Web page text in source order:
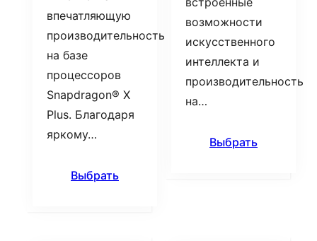
впечатляющую
производительность
на базе
процессоров
Snapdragon® X
Plus. Благодаря
яркому…
Выбрать
возможности
искусственного
интеллекта и
производительность
на…
Выбрать